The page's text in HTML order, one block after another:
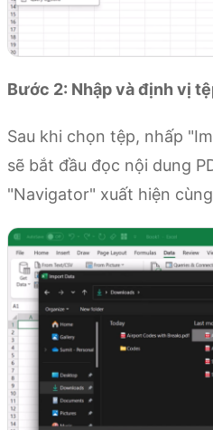
Bước 2: Nhập và định vị
Sau khi chọn tệp, nhấp
sẽ bắt đầu đọc nội dung
"Navigator" xuất hiện